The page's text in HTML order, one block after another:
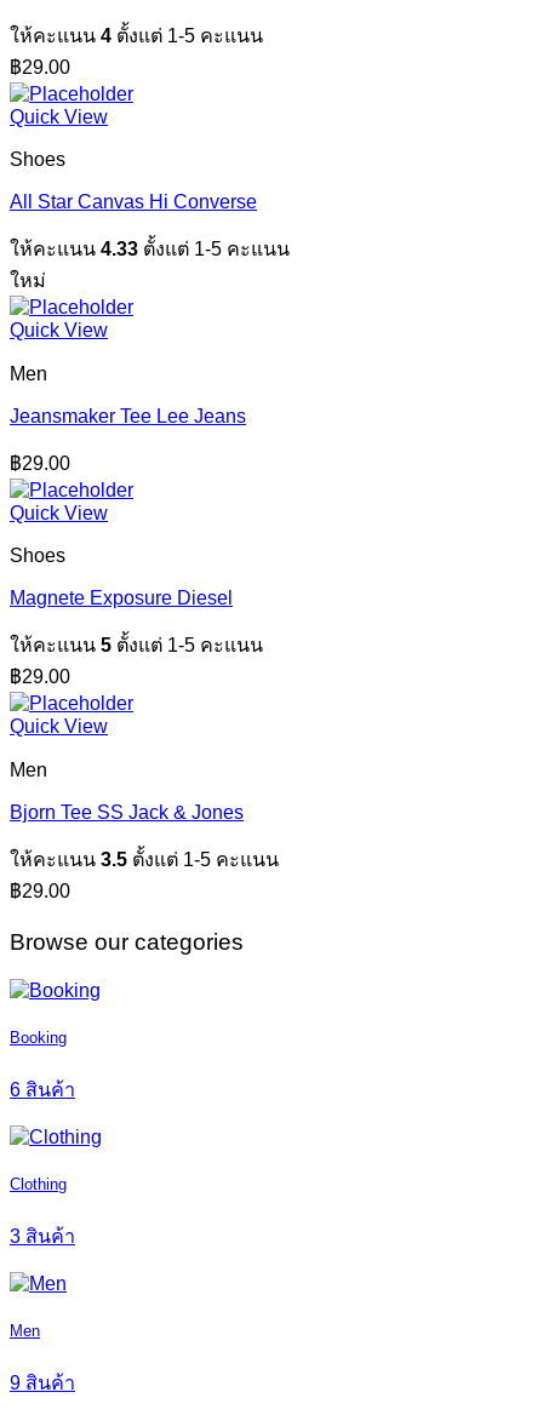
ให้คะแนน 4 ตั้งแต่ 1-5 คะแนน
฿29.00
Quick View
Shoes
All Star Canvas Hi Converse
ให้คะแนน 4.33 ตั้งแต่ 1-5 คะแนน
ใหม่
Quick View
Men
Jeansmaker Tee Lee Jeans
฿29.00
Quick View
Shoes
Magnete Exposure Diesel
ให้คะแนน 5 ตั้งแต่ 1-5 คะแนน
฿29.00
Quick View
Men
Bjorn Tee SS Jack & Jones
ให้คะแนน 3.5 ตั้งแต่ 1-5 คะแนน
฿29.00
Browse our categories
Booking
6 สินค้า
Clothing
3 สินค้า
Men
9 สินค้า